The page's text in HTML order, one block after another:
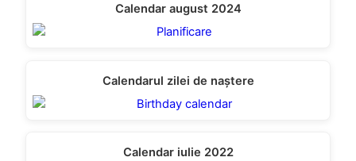
Calendar august 2024
Calendarul zilei de naștere
Calendar iulie 2022